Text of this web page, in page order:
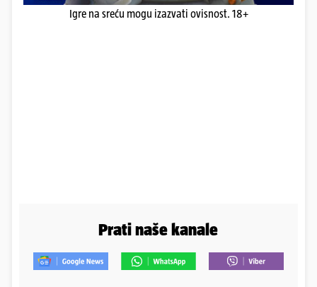
Igre na sreću mogu izazvati ovisnost. 18+
Prati naše kanale